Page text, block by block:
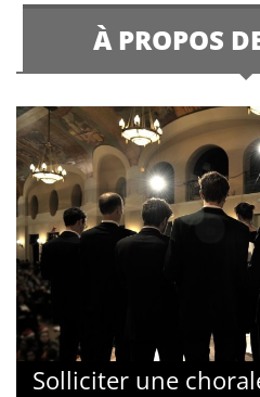
À PROPOS
Solliciter une